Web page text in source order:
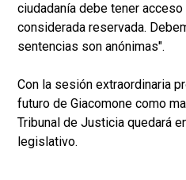
ciudadanía debe tener
considerada reservada.
sentencias son anónimas".
Con la sesión extraordinaria
futuro de Giacomone como
Tribunal de Justicia quedará
legislativo.